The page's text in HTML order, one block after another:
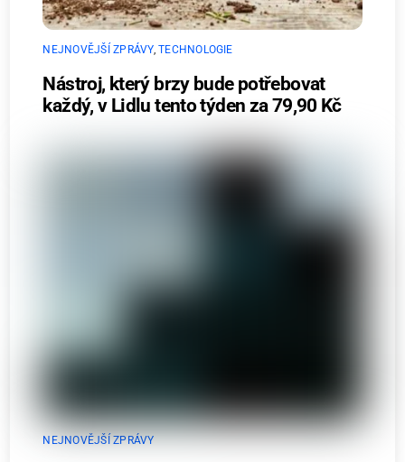
NEJNOVĚJŠÍ ZPRÁVY,TECHNOLOGIE
Nástroj, který brzy bude potřebovat
každý, v Lidlu tento týden za 79,90 Kč
NEJNOVĚJŠÍ ZPRÁVY